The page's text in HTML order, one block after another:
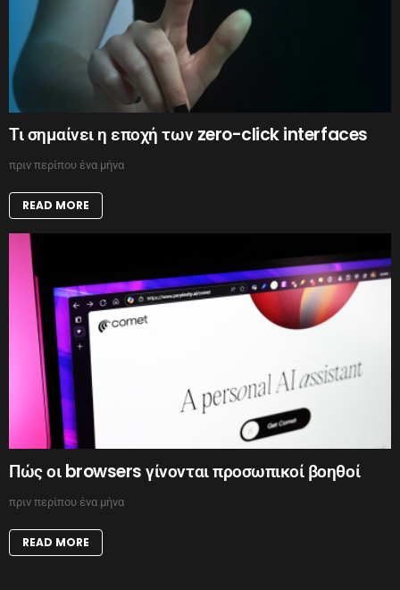
Τι σημαίνει η εποχή των zero-click interfaces
πριν περίπου ένα μήνα
READ MORE
Πώς οι browsers γίνονται προσωπικοί βοηθοί
πριν περίπου ένα μήνα
READ MORE